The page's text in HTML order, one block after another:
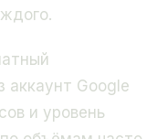
Google
и уровень